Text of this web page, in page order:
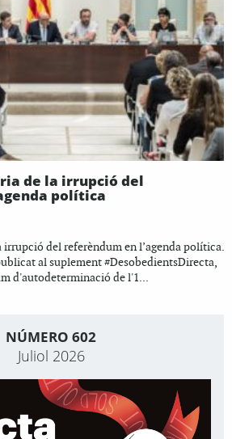
de la irrupció del
política
del referèndum en l’agenda política.
al suplement #DesobedientsDirecta,
d'autodeterminació de l'1...
NÚMERO 602
Juliol 2026